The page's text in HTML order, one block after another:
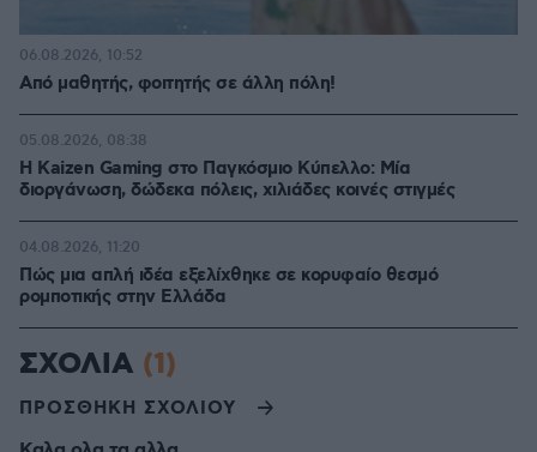
Από μαθητής, φοιτητής σε άλλη πόλη!
06.08.2026, 10:52
H Kaizen Gaming στο Παγκόσμιο Kύπελλο: Μία
διοργάνωση, δώδεκα πόλεις, χιλιάδες κοινές στιγμές
05.08.2026, 08:38
Πώς μια απλή ιδέα εξελίχθηκε σε κορυφαίο θεσμό
ρομποτικής στην Ελλάδα
04.08.2026, 11:20
ΣΧΟΛΙΑ (1)
ΠΡΟΣΘΗΚΗ ΣΧΟΛΙΟΥ